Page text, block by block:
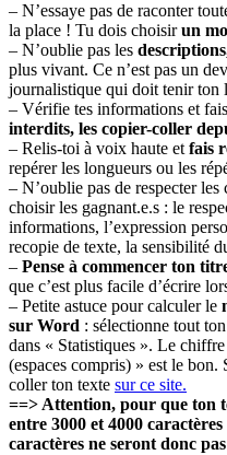
– N’essaye pas de raconter
la place ! Tu dois choisirun
– N’oublie pas les
plus vivant. Ce n’est pas un
journalistique qui doit tenir ton
– Vérifie tes informations et
interdits, les copier-coller
– Relis-toi à voix haute et fais
repérer les longueurs ou les
– N’oublie pas de respecter
choisir les gagnant.e.s : le
informations, l’expression
recopie de texte, la sensibilité
– Pense à commencer ton
que c’est plus facile d’écrire
– Petite astuce pour calculer le
sur Word : sélectionne tout
dans « Statistiques ». Le
(espaces compris) » est le
coller ton texte sur ce site.
==> Attention, pour que ton
entre 3000 et 4000
caractères ne seront donc